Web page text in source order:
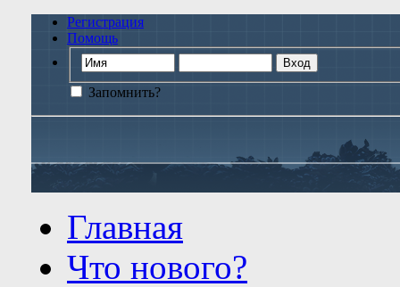
Регистрация
Помощь
Запомнить?
Главная
Что нового?